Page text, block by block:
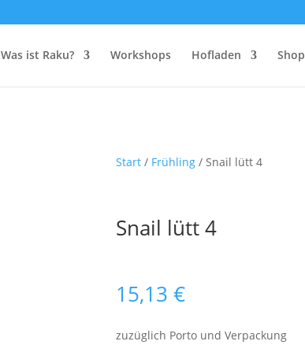
Was ist Raku? Workshops Hofladen Shop
Start/ Frühling/ Snail lütt 4
Snail lütt 4
15,13 €
zuzüglich Porto und Verpackung